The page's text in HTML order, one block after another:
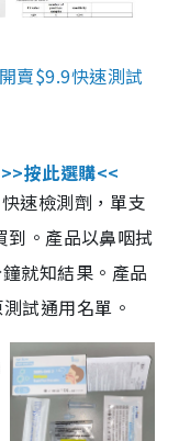
賣$9.9快速測試
>>按此選購<<
速檢測劑，單支
。產品以鼻咽拭
就知結果。產品
試通用名單。